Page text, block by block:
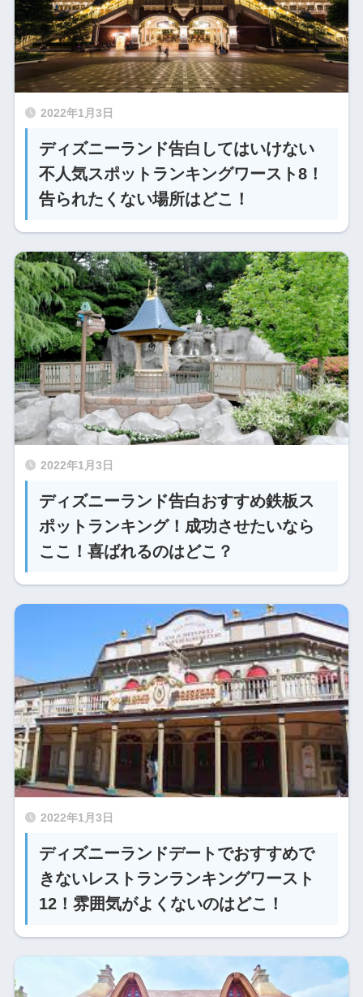
2022年1月3日
ディズニーランド告白してはいけない
不人気スポットランキングワースト8！
告られたくない場所はどこ！
2022年1月3日
ディズニーランド告白おすすめ鉄板ス
ポットランキング！成功させたいなら
ここ！喜ばれるのはどこ？
2022年1月3日
ディズニーランドデートでおすすめで
きないレストランランキングワースト
12！雰囲気がよくないのはどこ！